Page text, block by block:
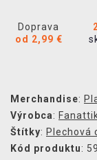
Doprava
od 2,99 €
Merchandise:
Výrobca:
Štítky: Plechová
Kód produktu: